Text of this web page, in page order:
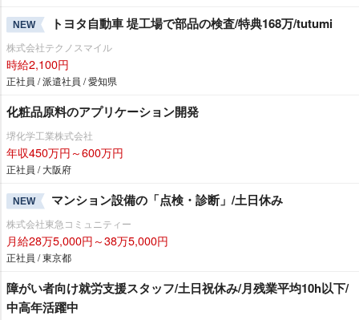
NEW トヨタ自動車 堤工場で部品の検査/特典168万/tutumi
株式会社テクノスマイル
時給2,100円
正社員 / 派遣社員 / 愛知県
化粧品原料のアプリケーション開発
堺化学工業株式会社
年収450万円～600万円
正社員 / 大阪府
NEW マンション設備の「点検・診断」/土日休み
株式会社東急コミュニティー
月給28万5,000円～38万5,000円
正社員 / 東京都
障がい者向け就労支援スタッフ/土日祝休み/月残業平均10h以下/
中高年活躍中